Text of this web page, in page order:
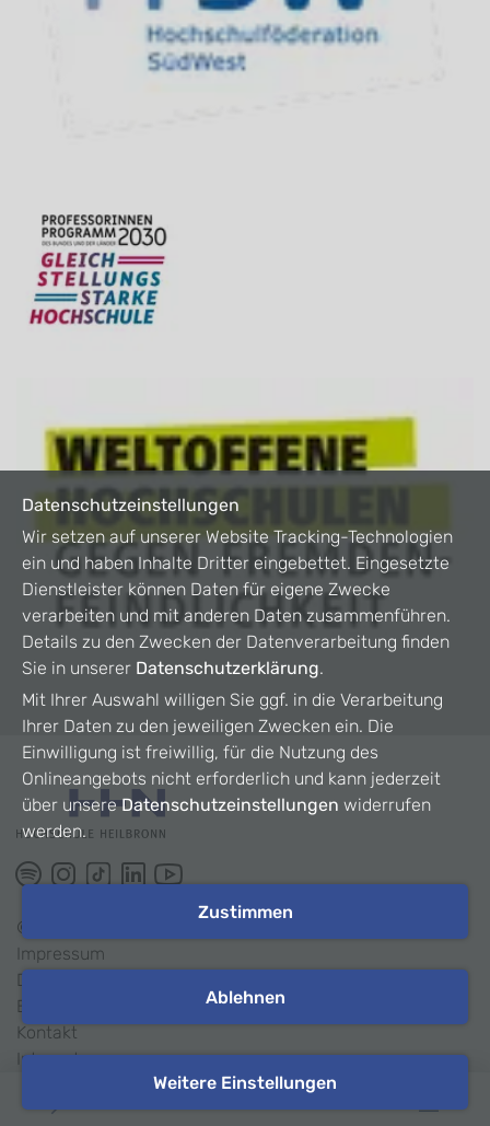
©
Impressum
Datenschutz
Barrierefreiheit
Kontakt
Intranet
Datenschutzeinstellungen
Wir setzen auf unserer Website Tracking-Technologien
ein und haben Inhalte Dritter eingebettet. Eingesetzte
Dienstleister können Daten für eigene Zwecke
verarbeiten und mit anderen Daten zusammenführen.
Details zu den Zwecken der Datenverarbeitung finden
Sie in unserer Datenschutzerklärung.
Mit Ihrer Auswahl willigen Sie ggf. in die Verarbeitung
Ihrer Daten zu den jeweiligen Zwecken ein. Die
Einwilligung ist freiwillig, für die Nutzung des
Onlineangebots nicht erforderlich und kann jederzeit
über unsereDatenschutzeinstellungen widerrufen
werden.
Zustimmen
Ablehnen
Weitere Einstellungen